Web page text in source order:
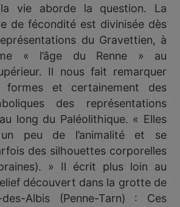
vie aborde la question. La
de fécondité est divinisée dès
du Gravettien, à
« l’âge du Renne » au
Il nous fait remarquer
formes et certainement des
des représentations
long du Paléolithique. « Elles
peu de l’animalité et se
des silhouettes corporelles
» Il écrit plus loin au
découvert dans la grotte de
Albis (Penne-Tarn) : Ces